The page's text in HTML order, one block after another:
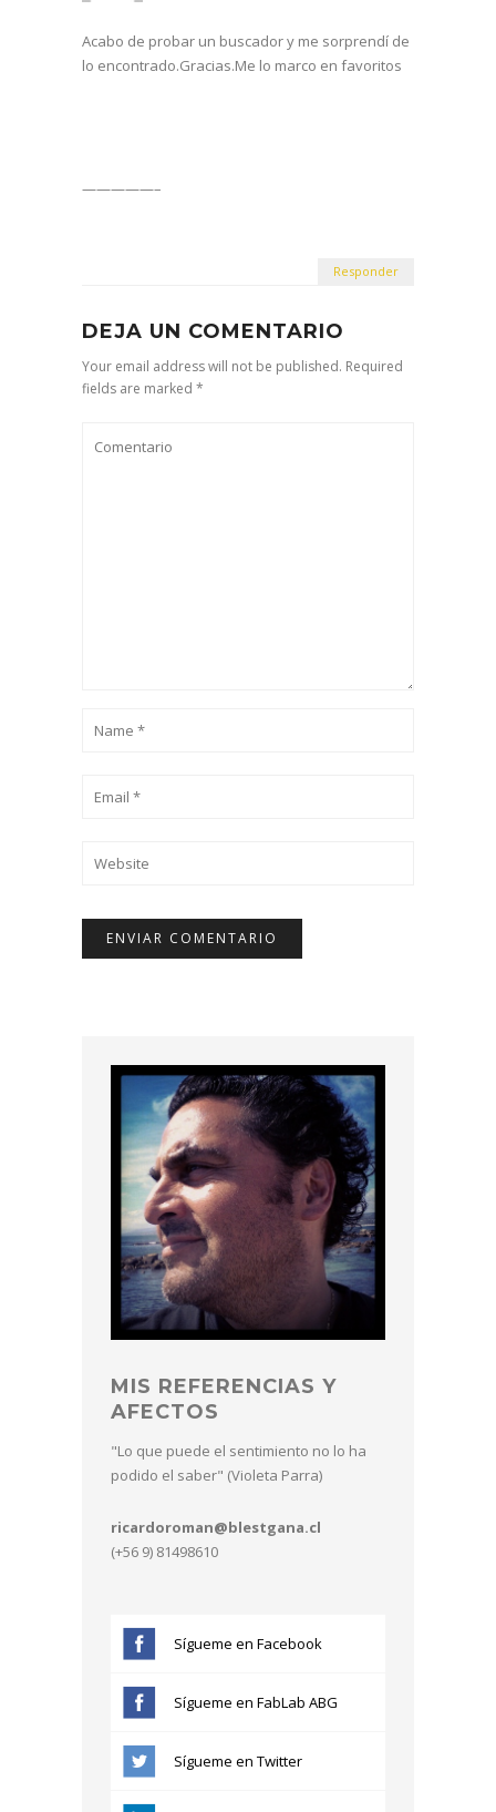
Acabo de probar un buscador y me sorprendí de
lo encontrado.Gracias.Me lo marco en favoritos
—————–
Responder
DEJA UN COMENTARIO
Your email address will not be published. Required
fields are marked *
MIS REFERENCIAS Y
AFECTOS
"Lo que puede el sentimiento no lo ha
podido el saber" (Violeta Parra)
ricardoroman@blestgana.cl
(+56 9) 81498610
Sígueme en Facebook
Sígueme en FabLab ABG
Sígueme en Twitter